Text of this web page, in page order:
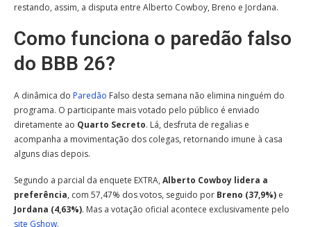
restando, assim, a disputa entre Alberto Cowboy, Breno e Jordana.
Como funciona o paredão falso
do BBB 26?
A dinâmica do Paredão Falso desta semana não elimina ninguém do
programa. O participante mais votado pelo público é enviado
diretamente ao Quarto Secreto. Lá, desfruta de regalias e
acompanha a movimentação dos colegas, retornando imune à casa
alguns dias depois.
Segundo a parcial da enquete EXTRA, Alberto Cowboy lidera a
preferência, com 57,47% dos votos, seguido por Breno (37,9%) e
Jordana (4,63%). Mas a votação oficial acontece exclusivamente pelo
site Gshow.